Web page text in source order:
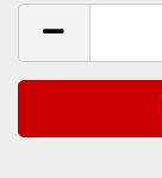
1